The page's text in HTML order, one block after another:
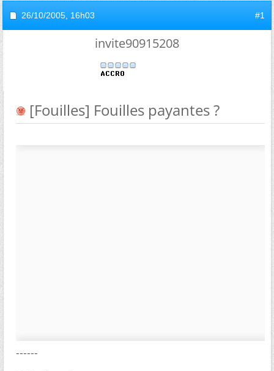
26/10/2005, 16h03 #1
invite90915208
[Fouilles] Fouilles payantes ?
------